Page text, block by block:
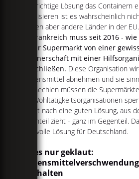
Die richtige Lösung das Containern
legalisieren ist es wahrscheinlich
bieten aber andere Länder in der EU.
In Frankreich muss seit 2016 -
jeder Supermarkt von einer
Partnerschaft mit einer
abschließen. Diese Organisation
Lebensmittel abnehmen und sie
Tschechien müssen die
an Wohltätigkeitsorganisationen
klingt nach eine guten Lösung, aus
Nachteil zieht - ganz im Gegenteil.
sinnvolle Lösung für Deutschland.
Alles nur geklaut:
aufhalten